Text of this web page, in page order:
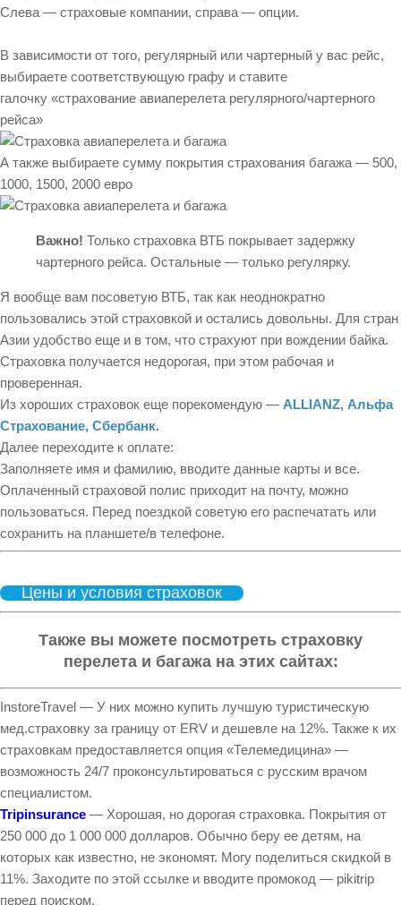
Слева — страховые компании, справа — опции.
В зависимости от того, регулярный или чартерный у вас рейс,
выбираете соответствующую графу и ставите
галочку «страхование авиаперелета регулярного/чартерного
рейса»
А также выбираете сумму покрытия страхования багажа — 500,
1000, 1500, 2000 евро
Важно! Только страховка ВТБ покрывает задержку
чартерного рейса. Остальные — только регулярку.
Я вообще вам посоветую ВТБ, так как неоднократно
пользовались этой страховкой и остались довольны. Для стран
Азии удобство еще и в том, что страхуют при вождении байка.
Страховка получается недорогая, при этом рабочая и
проверенная.
Из хороших страховок еще порекомендую — ALLIANZ, Альфа
Страхование, Сбербанк.
Далее переходите к оплате:
Заполняете имя и фамилию, вводите данные карты и все.
Оплаченный страховой полис приходит на почту, можно
пользоваться. Перед поездкой советую его распечатать или
сохранить на планшете/в телефоне.
Цены и условия страховок
Также вы можете посмотреть страховку
перелета и багажа на этих сайтах:
InstoreTravel — У них можно купить лучшую туристическую
мед.страховку за границу от ERV и дешевле на 12%. Также к их
страховкам предоставляется опция «Телемедицина» —
возможность 24/7 проконсультироваться с русским врачом
специалистом.
Tripinsurance — Хорошая, но дорогая страховка. Покрытия от
250 000 до 1 000 000 долларов. Обычно беру ее детям, на
которых как известно, не экономят. Могу поделиться скидкой в
11%. Заходите по этой ссылке и вводите промокод — pikitrip
перед поиском.